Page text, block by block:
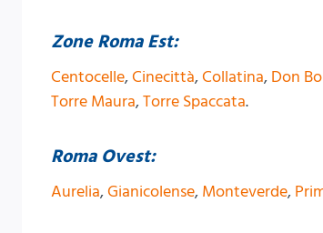
Zone Roma Est:
Centocelle,Cinecittà,Collatina, Don
Torre Maura,Torre Spaccata.
Roma Ovest:
Aurelia,Gianicolense, Monteverde,